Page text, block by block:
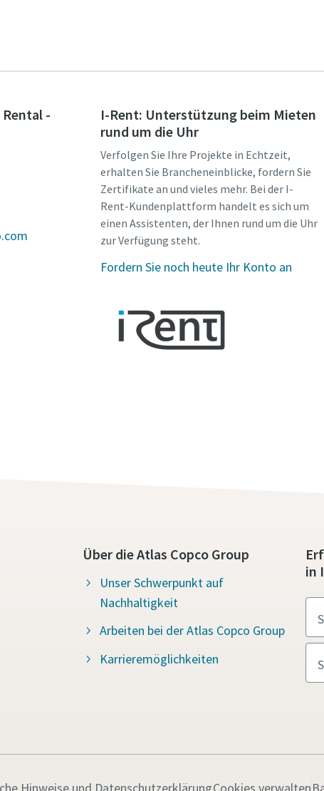
-
I-Rent: Unterstützung beim Mieten
rund um die Uhr
Verfolgen Sie Ihre Projekte in Echtzeit,
erhalten Sie Brancheneinblicke, fordern Sie
Zertifikate an und vieles mehr. Bei der I-
Rent-Kundenplattform handelt es sich um
einen Assistenten, der Ihnen rund um die Uhr
zur Verfügung steht.
Fordern Sie noch heute Ihr Konto an
Über die Atlas Copco Group
Unser Schwerpunkt auf
Nachhaltigkeit
Arbeiten bei der Atlas Copco Group
Karrieremöglichkeiten
in